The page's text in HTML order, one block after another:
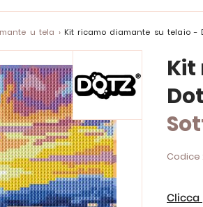
u tela Kit ricamo diamante su telaio
Codice :
Clicca